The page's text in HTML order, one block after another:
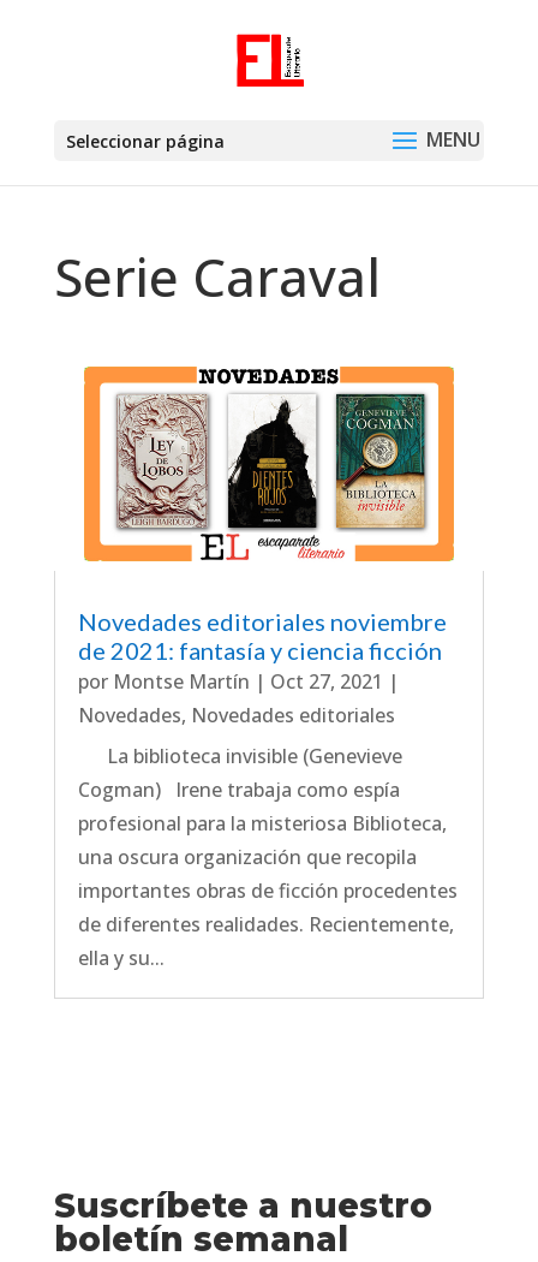
Seleccionar página
Serie Caraval
Novedades editoriales noviembre
de 2021: fantasía y ciencia ficción
por Montse Martín | Oct 27, 2021 |
Novedades, Novedades editoriales
La biblioteca invisible (Genevieve
Cogman) Irene trabaja como espía
profesional para la misteriosa Biblioteca,
una oscura organización que recopila
importantes obras de ficción procedentes
de diferentes realidades. Recientemente,
ella y su...
Suscríbete a nuestro
boletín semanal